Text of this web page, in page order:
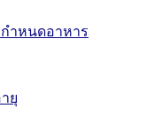
ำหนดอาหาร
ยุ